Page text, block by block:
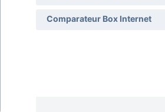
Comparateur Box Internet